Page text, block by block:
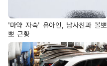
'마약 자숙' 유아인, 남사친과 볼뽀
뽀 근황